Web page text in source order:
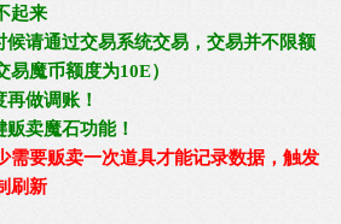
起来
候请通过交易系统交易，交易并不限额
易魔币额度为10E）
做调账！
卖魔石功能！
需要贩卖一次道具才能记录数据，触发
刷新